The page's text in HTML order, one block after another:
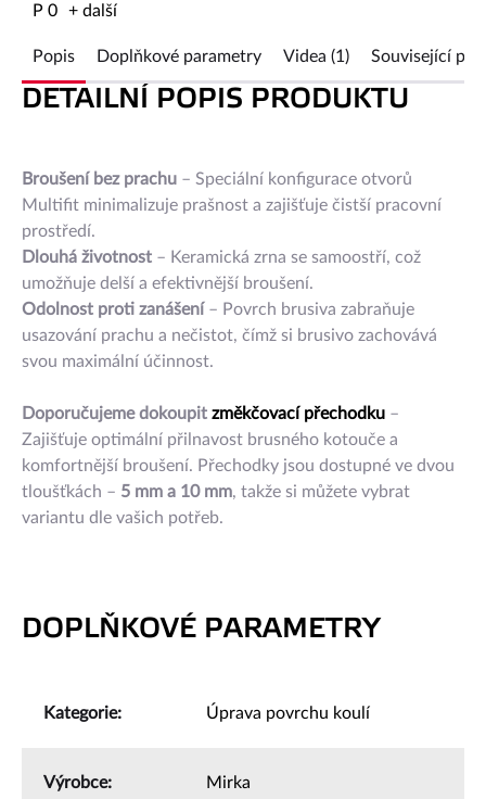
P 0 + další
Popis Doplňkové parametry Videa (1) Související
DETAILNÍ POPIS PRODUKTU
Broušení bez prachu – Speciální konfigurace otvorů
Multifit minimalizuje prašnost a zajišťuje čistší pracovní
prostředí.
Dlouhá životnost – Keramická zrna se samoostří, což
umožňuje delší a efektivnější broušení.
Odolnost proti zanášení – Povrch brusiva zabraňuje
usazování prachu a nečistot, čímž si brusivo zachovává
svou maximální účinnost.
Doporučujeme dokoupit změkčovací přechodku –
Zajišťuje optimální přilnavost brusného kotouče a
komfortnější broušení. Přechodky jsou dostupné ve dvou
tloušťkách – 5 mm a 10 mm, takže si můžete vybrat
variantu dle vašich potřeb.
DOPLŇKOVÉ PARAMETRY
Kategorie: Úprava povrchu koulí
Výrobce: Mirka